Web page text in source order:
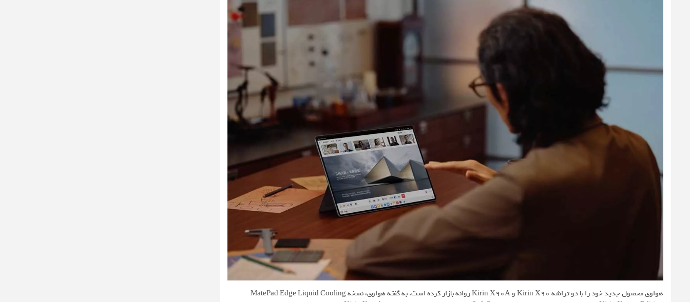
هواوی محصول جدید خود را با دو تراشه Kirin X90 و Kirin X90A روانه بازار کرده است. به گفته هواوی، نسخه MatePad Edge Liquid Cooling